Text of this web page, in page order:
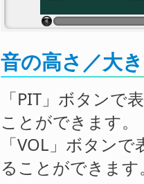
音の高さ／大
「PIT」ボタンで
ことができます。
「VOL」ボタン
ることができます